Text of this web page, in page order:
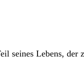
seines Lebens, der